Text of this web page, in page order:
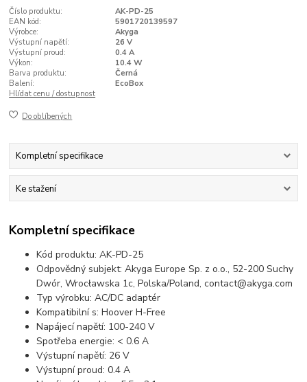
Číslo produktu:
AK-PD-25
EAN kód:
5901720139597
Výrobce:
Akyga
Výstupní napětí:
26 V
Výstupní proud:
0.4 A
Výkon:
10.4 W
Barva produktu:
Černá
Balení:
EcoBox
Hlídat cenu / dostupnost
Do oblíbených
Kompletní specifikace
Ke stažení
Kompletní specifikace
Kód produktu: AK-PD-25
Odpovědný subjekt: Akyga Europe Sp. z o.o., 52-200 Suchy
Dwór, Wrocławska 1c, Polska/Poland, contact@akyga.com
Typ výrobku: AC/DC adaptér
Kompatibilní s: Hoover H-Free
Napájecí napětí: 100-240 V
Spotřeba energie: < 0.6 A
Výstupní napětí: 26 V
Výstupní proud: 0.4 A